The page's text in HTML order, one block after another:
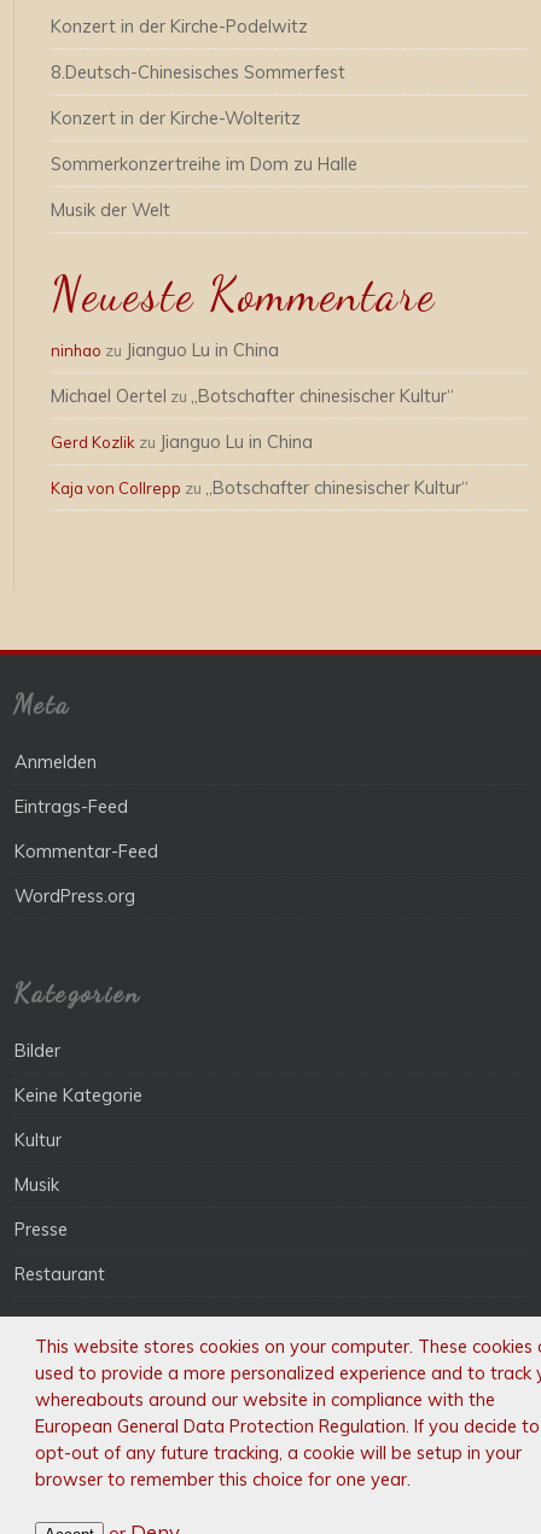
Konzert in der Kirche-Podelwitz
8.Deutsch-Chinesisches Sommerfest
Konzert in der Kirche-Wolteritz
Sommerkonzertreihe im Dom zu Halle
Musik der Welt
Neueste Kommentare
ninhao zu Jianguo Lu in China
Michael Oertel zu „Botschafter chinesischer Kultur“
Gerd Kozlik zu Jianguo Lu in China
Kaja von Collrepp zu „Botschafter chinesischer Kultur“
Meta
Anmelden
Eintrags-Feed
Kommentar-Feed
WordPress.org
Kategorien
Bilder
Keine Kategorie
Kultur
Musik
Presse
Restaurant
„Wenn ein Chinese Sie herzlich willkommen heißt,
begrüßt er Sie mit den Worten: „Nin Hao“
This website stores cookies on your computer. These cookies
used to provide a more personalized experience and to track
whereabouts around our website in compliance with the
European General Data Protection Regulation. If you decide
opt-out of any future tracking, a cookie will be setup in your
browser to remember this choice for one year.